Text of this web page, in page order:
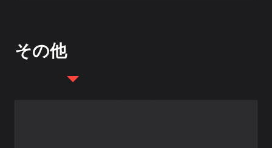
その他